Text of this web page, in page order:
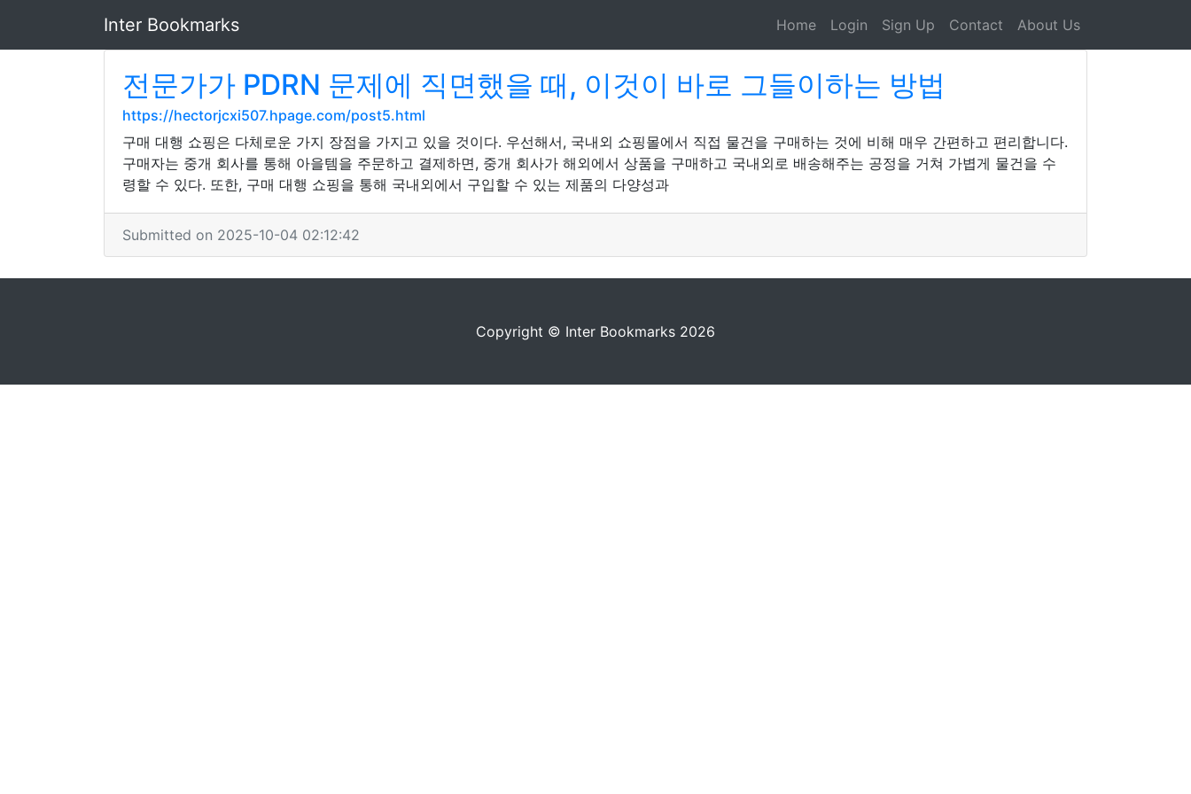
Inter Bookmarks Home Login Sign Up Contact About Us
전문가가 PDRN 문제에 직면했을 때, 이것이 바로 그들이하는 방법
https://hectorjcxi507.hpage.com/post5.html
구매 대행 쇼핑은 다체로운 가지 장점을 가지고 있을 것이다. 우선해서, 국내외 쇼핑몰에서 직접 물건을 구매하는 것에 비해 매우 간편하고 편리합니다.
구매자는 중개 회사를 통해 아을템을 주문하고 결제하면, 중개 회사가 해외에서 상품을 구매하고 국내외로 배송해주는 공정을 거쳐 가볍게 물건을 수
령할 수 있다. 또한, 구매 대행 쇼핑을 통해 국내외에서 구입할 수 있는 제품의 다양성과
Submitted on 2025-10-04 02:12:42
Copyright © Inter Bookmarks 2026